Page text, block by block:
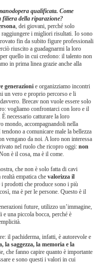
qualificata. Come
filiera della riparazione?
, dei giovani, perché solo
i migliori risultati. Io sono
fin da subito figure professionali
riuscito a guadagnarmi la loro
quello in cui credono: il talento non
in prima linea grazie anche alla
generazioni e organizziamo incontri
un vero e proprio percorso e li
Brecav non vuole essere solo
vogliamo confrontarci con loro e il
. È necessario catturare la loro
mondo, accompagnandoli nella
a comunicare male la bellezza
vengano da noi. A loro non interessa
nel ruolo che ricopro oggi: non
è il cosa, ma è il come.
che non è solo fatta di cavi
empatica che valorizza il
prodotti che produce sono i più
ma è per le persone. Questo è il
future, utilizzo un’immagine,
una piccola bocca, perché è
il pachiderma, infatti, è autorevole e
la saggezza, la memoria e la
che fanno capire quanto è importante
e sono questi i valori in cui